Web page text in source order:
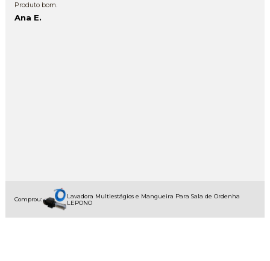
Produto bom.
Ana E.
Comprou:
Lavadora Multiestágios e Mangueira Para Sala de Ordenha
LEPONO